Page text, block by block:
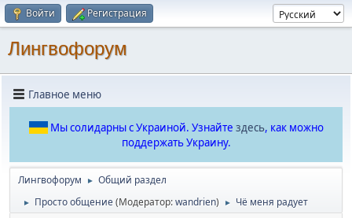
Войти Регистрация
Лингвофорум
Главное меню
Мы солидарны с Украиной. Узнайте здесь, как можно
поддержать Украину.
Лингвофорум ► Общий раздел
► Просто общение(Модератор:wandrien) ► Чё меня радует